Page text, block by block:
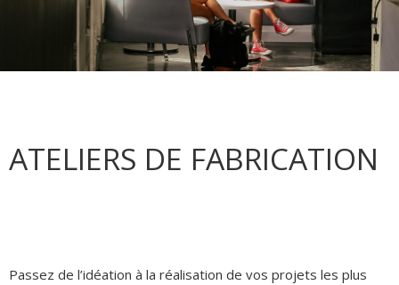
ATELIERS DE FABRICATION
Passez de l’idéation à la réalisation de vos projets les plus